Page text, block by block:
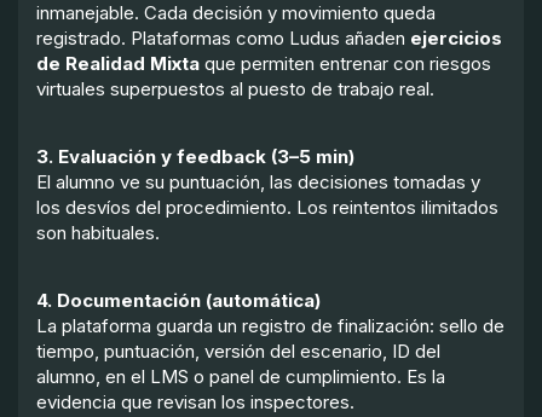
inmanejable. Cada decisión y movimiento queda
registrado. Plataformas como Ludus añaden ejercicios
de Realidad Mixta que permiten entrenar con riesgos
virtuales superpuestos al puesto de trabajo real.
3. Evaluación y feedback (3–5 min)
El alumno ve su puntuación, las decisiones tomadas y
los desvíos del procedimiento. Los reintentos ilimitados
son habituales.
4. Documentación (automática)
La plataforma guarda un registro de finalización: sello de
tiempo, puntuación, versión del escenario, ID del
alumno, en el LMS o panel de cumplimiento. Es la
evidencia que revisan los inspectores.